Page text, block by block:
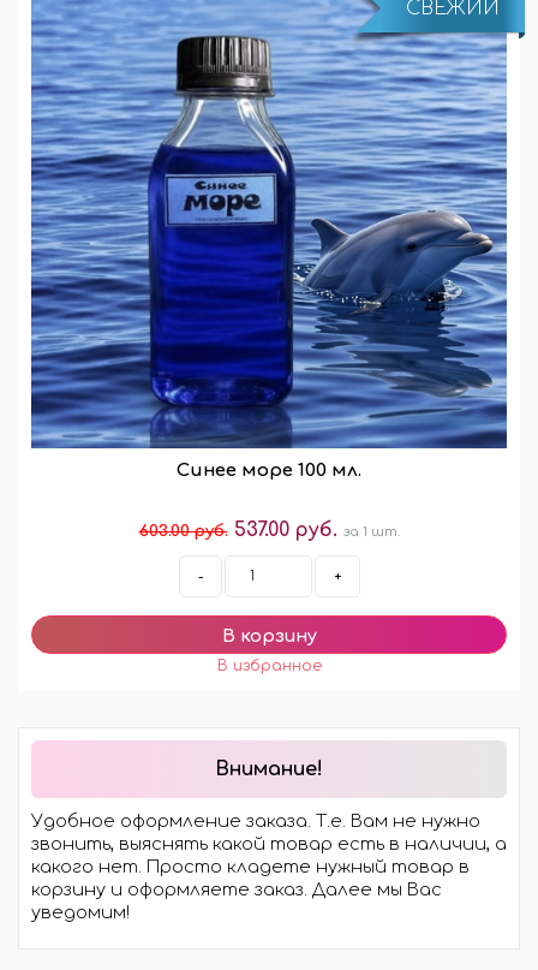
СВЕЖИЙ
Синее море 100 мл.
603.00 руб. 537.00 руб. за 1 шт.
- +
Внимание!
Удобное оформление заказа. Т.е. Вам не нужно
звонить, выяснять какой товар есть в наличии, а
какого нет. Просто кладете нужный товар в
корзину и оформляете заказ. Далее мы Вас
уведомим!